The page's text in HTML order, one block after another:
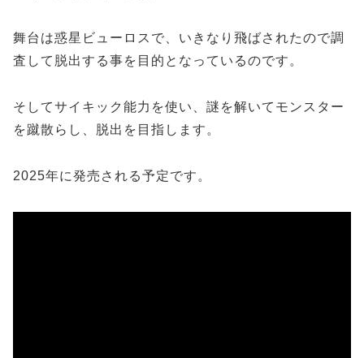
舞台は惑星ビューロスで、いきなり飛ばされたので調
査して脱出する事を目的となっているのです。
そしてサイキック能力を使い、謎を解いてモンスター
を蹴散らし、脱出を目指します。
2025年に発売される予定です。